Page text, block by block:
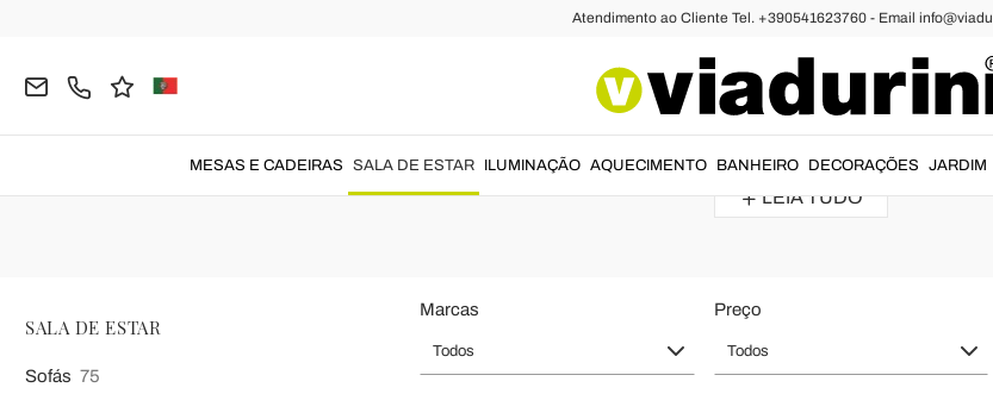
Atendimento ao Cliente Tel. +390541623760 - Email
MESAS E CADEIRAS SALA DE ESTAR ILUMINAÇÃO AQUECIMENTO BANHEIRO DECORAÇÕES JARDIM
Poltronas Relax Eletrica e Poltronas
para seus momentos de relaxamento na sala. poltrona para
LEIA TUDO
SALA DE ESTAR
Sofás 75
Marcas
Todos
Preço
Todos